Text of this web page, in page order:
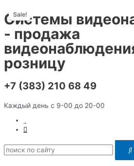
к
содержимому
Системы
- продажа
розницу
+7 (383) 210 68 49
Каждый день с 9-00 до 20-00
Sale!